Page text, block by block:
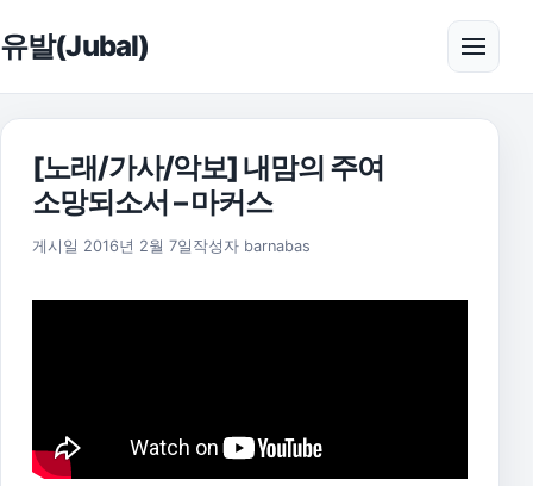
유발(Jubal) 메뉴
[노래/가사/악보] 내맘의 주여
소망되소서 – 마커스
게시일 2016년 2월 7일 2025년 11월 18일
작성자 barnabas